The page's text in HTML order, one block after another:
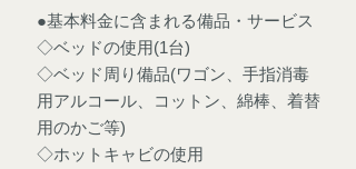
●基本料金に含まれる備品・サービス
◇ベッドの使用(1台)
◇ベッド周り備品(ワゴン、手指消毒
用アルコール、コットン、綿棒、着替
用のかご等)
◇ホットキャビの使用